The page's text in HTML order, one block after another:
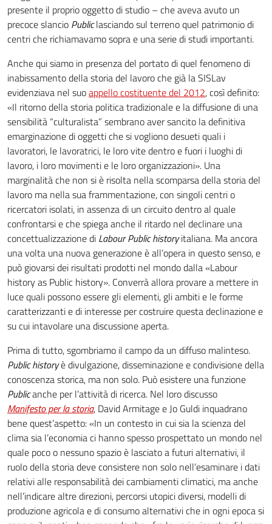
presente il proprio oggetto di studio – che aveva avuto un
precoce slancio Publiclasciando sul terreno quel patrimonio di
centri che richiamavamo sopra e una serie di studi importanti.
Anche qui siamo in presenza del portato di quel fenomeno di
inabissamento della storia del lavoro che già la SISLav
evidenziava nel suoappello costituente del 2012, così definito:
«Il ritorno della storia politica tradizionale e la diffusione di una
sensibilità “culturalista” sembrano aver sancito la definitiva
emarginazione di oggetti che si vogliono desueti quali i
lavoratori, le lavoratrici, le loro vite dentro e fuori i luoghi di
lavoro, i loro movimenti e le loro organizzazioni». Una
marginalità che non si è risolta nella scomparsa della storia del
lavoro ma nella sua frammentazione, con singoli centri o
ricercatori isolati, in assenza di un circuito dentro al quale
confrontarsi e che spiega anche il ritardo nel declinare una
concettualizzazione di Labour Public historyitaliana. Ma ancora
una volta una nuova generazione è all’opera in questo senso, e
può giovarsi dei risultati prodotti nel mondo dalla «Labour
history as Public history». Converrà allora provare a mettere in
luce quali possono essere gli elementi, gli ambiti e le forme
caratterizzanti e di interesse per costruire questa declinazione e
su cui intavolare una discussione aperta.
Prima di tutto, sgombriamo il campo da un diffuso malinteso.
Public historyè divulgazione, disseminazione e condivisione della
conoscenza storica, ma non solo. Può esistere una funzione
Publicanche per l’attività di ricerca. Nel loro discusso
Manifesto per la storia, David Armitage e Jo Guldi inquadrano
bene quest’aspetto: «In un contesto in cui sia la scienza del
clima sia l’economia ci hanno spesso prospettato un mondo nel
quale poco o nessuno spazio è lasciato a futuri alternativi, il
ruolo della storia deve consistere non solo nell’esaminare i dati
relativi alle responsabilità dei cambiamenti climatici, ma anche
nell’indicare altre direzioni, percorsi utopici diversi, modelli di
produzione agricola e di consumo alternativi che in ogni epoca si